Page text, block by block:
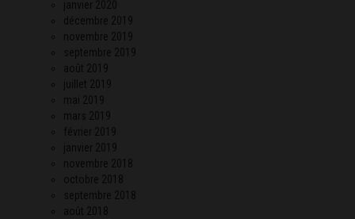
janvier 2020
décembre 2019
novembre 2019
septembre 2019
août 2019
juillet 2019
mai 2019
mars 2019
février 2019
janvier 2019
novembre 2018
octobre 2018
septembre 2018
août 2018